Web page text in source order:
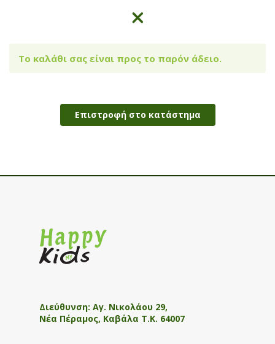
Το καλάθι σας είναι προς το παρόν άδειο.
Επιστροφή στο κατάστημα
Διεύθυνση: Αγ. Νικολάου 29,
Νέα Πέραμος, Καβάλα Τ.Κ. 64007